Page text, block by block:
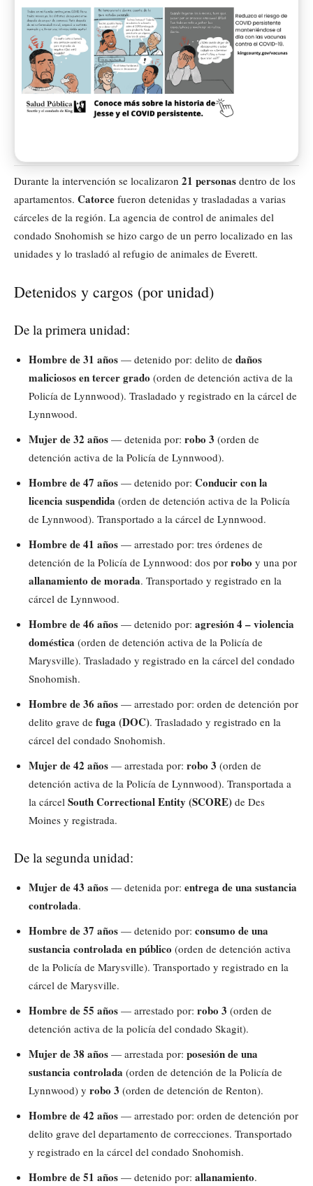
Durante la intervención se localizaron 21 personas dentro de los
apartamentos. Catorce fueron detenidas y trasladadas a varias
cárceles de la región. La agencia de control de animales del
condado Snohomish se hizo cargo de un perro localizado en las
unidades y lo trasladó al refugio de animales de Everett.
Detenidos y cargos (por unidad)
De la primera unidad:
Hombre de 31 años — detenido por: delito de daños
maliciosos en tercer grado (orden de detención activa de la
Policía de Lynnwood). Trasladado y registrado en la cárcel de
Lynnwood.
Mujer de 32 años — detenida por: robo 3 (orden de
detención activa de la Policía de Lynnwood).
Hombre de 47 años — detenido por: Conducir con la
licencia suspendida (orden de detención activa de la Policía
de Lynnwood). Transportado a la cárcel de Lynnwood.
Hombre de 41 años — arrestado por: tres órdenes de
detención de la Policía de Lynnwood: dos por robo y una por
allanamiento de morada. Transportado y registrado en la
cárcel de Lynnwood.
Hombre de 46 años — detenido por: agresión 4 – violencia
doméstica (orden de detención activa de la Policía de
Marysville). Trasladado y registrado en la cárcel del condado
Snohomish.
Hombre de 36 años — arrestado por: orden de detención por
delito grave de fuga (DOC). Trasladado y registrado en la
cárcel del condado Snohomish.
Mujer de 42 años — arrestada por: robo 3 (orden de
detención activa de la Policía de Lynnwood). Transportada a
la cárcel South Correctional Entity (SCORE) de Des
Moines y registrada.
De la segunda unidad:
Mujer de 43 años — detenida por: entrega de una sustancia
controlada.
Hombre de 37 años — detenido por: consumo de una
sustancia controlada en público (orden de detención activa
de la Policía de Marysville). Transportado y registrado en la
cárcel de Marysville.
Hombre de 55 años — arrestado por: robo 3 (orden de
detención activa de la policía del condado Skagit).
Mujer de 38 años — arrestada por: posesión de una
sustancia controlada (orden de detención de la Policía de
Lynnwood) y robo 3 (orden de detención de Renton).
Hombre de 42 años — arrestado por: orden de detención por
delito grave del departamento de correcciones. Transportado
y registrado en la cárcel del condado Snohomish.
Hombre de 51 años — detenido por: allanamiento.